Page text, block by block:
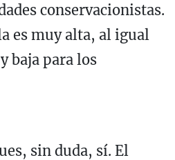
conservacionistas.
es muy alta, al igual
baja para los
sin duda, sí. El